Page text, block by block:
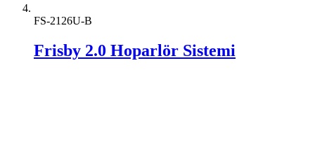
FS-2126U-B
Frisby 2.0 Hoparlör Sistemi